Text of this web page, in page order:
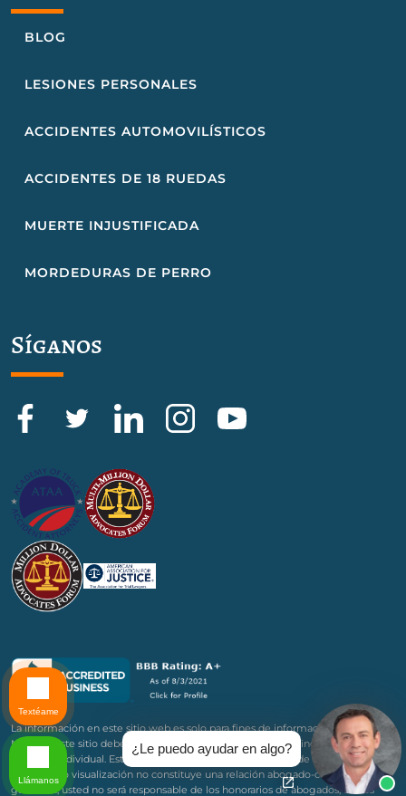
BLOG
LESIONES PERSONALES
ACCIDENTES AUTOMOVILÍSTICOS
ACCIDENTES DE 18 RUEDAS
MUERTE INJUSTIFICADA
MORDEDURAS DE PERRO
Síganos
La información en este sitio web es solo para fines de información general.
Nada en este sitio debe tomarse como consejo legal para ningún caso o
situación individual. Esta información no tiene la intención de crear, y su
recepción o visualización no constituye una relación abogado-cliente. Si no
ganamos, usted no será responsable de los honorarios de abogados, costos
¿Le puedo ayudar en algo?
Textéame
Llámanos